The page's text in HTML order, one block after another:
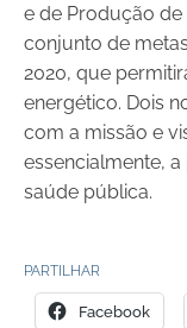
e de Produção de
conjunto de
2020, que
energético. Dois
com a missão e
essencialmente,
saúde pública.
PARTILHAR
Facebook